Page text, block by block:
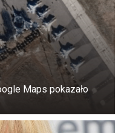
Maps pokazało